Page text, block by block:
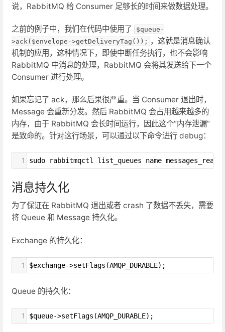
说，RabbitMQ 给 Consumer 足够长的时间来做数据处理。
之前的例子中，我们在代码中使用了
$queue-
>ack($envelope->getDeliveryTag()); ，这就是消息确认
机制的应用，这种情况下，即使中断任务执行，也不会影响
RabbitMQ 中消息的处理，RabbitMQ 会将其发送给下一个
Consumer 进行处理。
如果忘记了 ack，那么后果很严重。当 Consumer 退出时，
Message 会重新分发。然后 RabbitMQ 会占用越来越多的
内存，由于 RabbitMQ 会长时间运行，因此这个“内存泄漏”
是致命的。针对这行场景，可以通过以下命令进行 debug：
1 sudo rabbitmqctl list_queues name messages_ready
消息持久化
为了保证在 RabbitMQ 退出或者 crash 了数据不丢失，需要
将 Queue 和 Message 持久化。
Exchange 的持久化：
1 $exchange->setFlags(AMQP_DURABLE);
Queue 的持久化：
1 $queue->setFlags(AMQP_DURABLE);